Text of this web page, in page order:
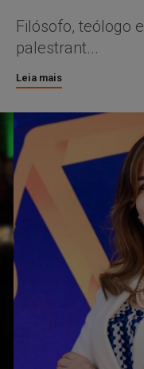
Filósofo, teólogo
palestrant...
Leia mais